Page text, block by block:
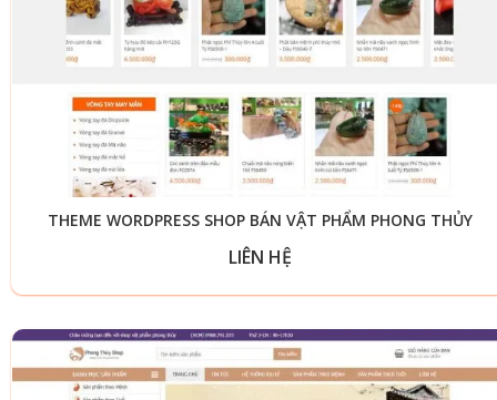
THEME WORDPRESS SHOP BÁN VẬT PHẨM PHONG THỦY
LIÊN HỆ